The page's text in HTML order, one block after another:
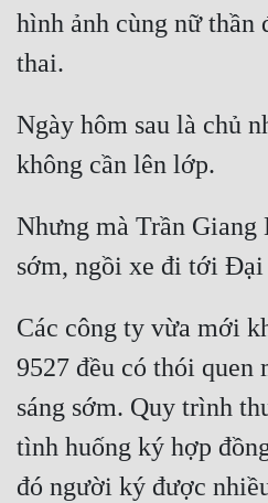
hình ảnh cùng nữ thần
Ngày hôm sau là chủ
Nhưng mà Trần Giang
Các công ty vừa mới
9527 đều có thói quen
sáng sớm. Quy trình
tình huống ký hợp
đó người ký được